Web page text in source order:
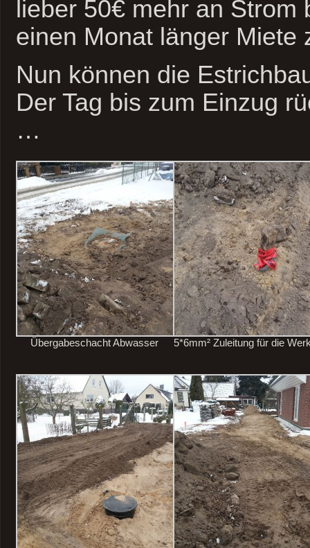
lieber 50€ mehr an Strom
einen Monat länger Miete
Nun können die
Der Tag bis zum Einzug
…
Übergabeschacht Abwasser 5*6mm² Zuleitung für die